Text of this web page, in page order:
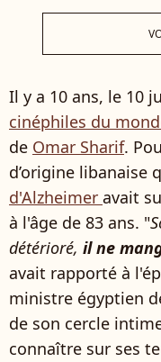
Il y a 10 ans, le 10
cinéphiles du
de Omar Sharif.
d’origine libanaise
d'Alzheimer avait
à l'âge de 83 ans. "
détérioré, il ne
avait rapporté à
ministre égyptien
de son cercle
connaître sur ses